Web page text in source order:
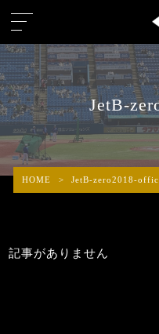
JetB-
HOME > JetB-zero2018-
記事がありません